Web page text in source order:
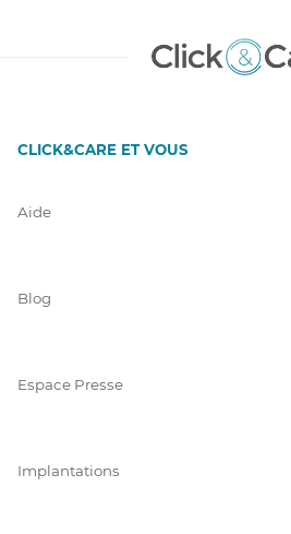
CLICK&CARE ET VOUS
Aide
Blog
Espace Presse
Implantations